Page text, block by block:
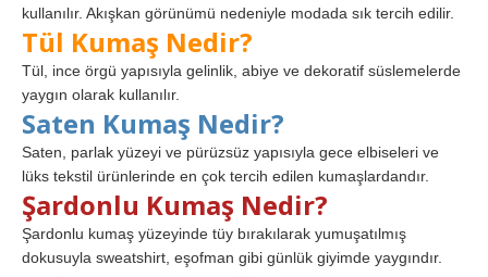
kullanılır. Akışkan görünümü nedeniyle modada sık tercih edilir.
Tül Kumaş Nedir?
Tül, ince örgü yapısıyla gelinlik, abiye ve dekoratif süslemelerde
yaygın olarak kullanılır.
Saten Kumaş Nedir?
Saten, parlak yüzeyi ve pürüzsüz yapısıyla gece elbiseleri ve
lüks tekstil ürünlerinde en çok tercih edilen kumaşlardandır.
Şardonlu Kumaş Nedir?
Şardonlu kumaş yüzeyinde tüy bırakılarak yumuşatılmış
dokusuyla sweatshirt, eşofman gibi günlük giyimde yaygındır.